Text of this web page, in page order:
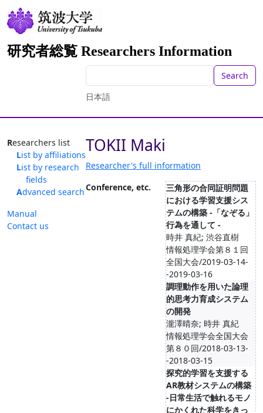
研究者総覧 Researchers Information
Search
日本語
Researchers list
List by affiliations
List by research
fields
Advanced search
Manual
Contact us
TOKII Maki
Researcher's full information
Conference, etc.
三角形の合同証明問題
における学習支援シス
テムの構築 -「なぞる」
行為を通して -
時井 真紀; 渋谷直樹
情報処理学会第８１回
全国大会/2019-03-14-
-2019-03-16
調理動作を用いた論理
的思考力育成システム
の開発
瀧澤晴奈; 時井 真紀
情報処理学会全国大会
第８０回/2018-03-13-
-2018-03-15
探究的学習を支援する
AR教材システムの構築
-日常生活で触れるモノ
にかくれた科学をきっ